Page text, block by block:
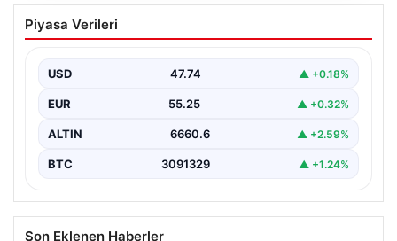
Türkiye sınırında yakalanan kaçak
ürünler büyük çapta ele geçirildi
kontrollerinde, piyasa değeri yaklaşık 500 bin euroyu
aşan büyük…
Piyasa Verileri
USD 47.74 ▲ +0.18%
EUR 55.25 ▲ +0.32%
ALTIN 6660.6 ▲ +2.59%
BTC 3091329 ▲ +1.24%
Son Eklenen Haberler